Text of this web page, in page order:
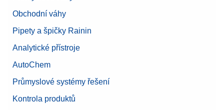
Obchodní váhy
Pipety a špičky Rainin
Analytické přístroje
AutoChem
Průmyslové systémy řešení
Kontrola produktů